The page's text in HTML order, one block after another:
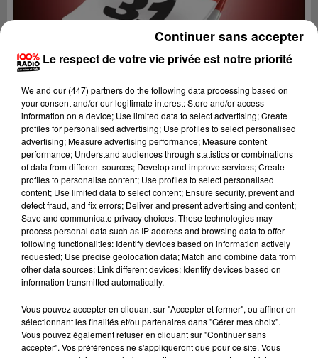
Lecture (7 min 39 sec)
100%
100% Radio l'agenda de Toulouse
21 mai 2024 - 7 min 39 sec
L'AGENDA DE TOULOUSE DU 21/05/2024 À
Le respect de votre vie privée est notre priorité
We and our (447) partnersdo the following data processing based on
your consent and/or our legitimate interest: Store and/or access
information on a device; Use limited data to select advertising; Create
profiles for personalised advertising; Use profiles to select personalised
advertising; Measure advertising performance; Measure content
performance; Understand audiences through statistics or combinations
of data from different sources; Develop and improve services; Create
profiles to personalise content; Use profiles to select personalised
content; Use limited data to select content; Ensure security, prevent and
detect fraud, and fix errors; Deliver and present advertising and content;
Save and communicate privacy choices. These technologies may
process personal data such as IP address and browsing data to offer
following functionalities: Identify devices based on information actively
requested; Use precise geolocation data; Match and combine data from
other data sources; Link different devices; Identify devices based on
information transmitted automatically.
Vous pouvez accepter en cliquant sur "Accepter et fermer", ou affiner en
sélectionnant les finalités et/ou partenaires dans "Gérer mes choix".
Vous pouvez également refuser en cliquant sur "Continuer sans
accepter". Vos préférences ne s'appliqueront que pour ce site. Vous
Continuer sans accepter